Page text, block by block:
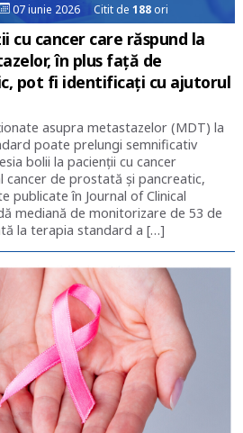
07 iunie 2026 Citit de188 ori
cu cancer care răspund la
în plus faţă de
pot fi identificați cu ajutorul
asupra metastazelor (MDT) la
poate prelungi semnificativ
bolii la pacienții cu cancer
cancer de prostată și pancreatic,
publicate în Journal of Clinical
mediană de monitorizare de 53 de
la terapia standard a […]